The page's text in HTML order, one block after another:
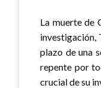
La muerte de
investigación,
plazo de una
repente por
crucial de su